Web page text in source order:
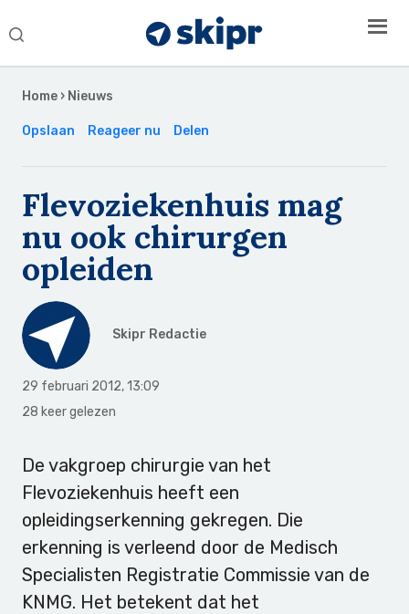
Search
Home › Nieuws
Opslaan Reageer nu Delen
Flevoziekenhuis mag
nu ook chirurgen
opleiden
Skipr Redactie
29 februari 2012,13:09
28 keer gelezen
De vakgroep chirurgie van het
Flevoziekenhuis heeft een
opleidingserkenning gekregen. Die
erkenning is verleend door de Medisch
Specialisten Registratie Commissie van de
KNMG. Het betekent dat het
Sidebar